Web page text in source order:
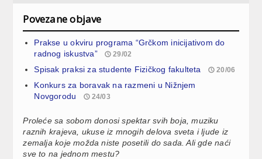
Povezane objave
Prakse u okviru programa “Grčkom inicijativom do
radnog iskustva”
29/02
Spisak praksi za studente Fizičkog fakulteta 20/06
Konkurs za boravak na razmeni u Nižnjem
Novgorodu
24/03
Proleće sa sobom donosi spektar svih boja, muziku
raznih krajeva, ukuse iz mnogih delova sveta i ljude iz
zemalja koje možda niste posetili do sada. Ali gde naći
sve to na jednom mestu?